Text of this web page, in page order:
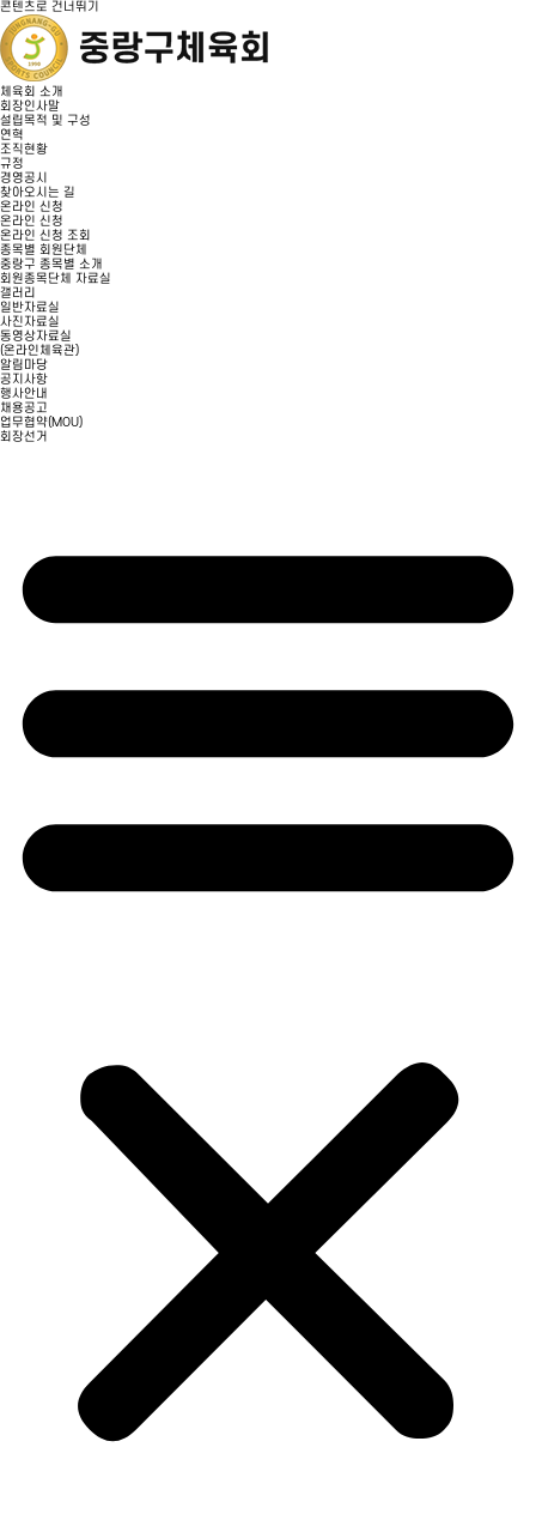
콘텐츠로 건너뛰기
체육회 소개
회장인사말
설립목적 및 구성
연혁
조직현황
규정
경영공시
찾아오시는 길
온라인 신청
온라인 신청
온라인 신청 조회
종목별 회원단체
중랑구 종목별 소개
회원종목단체 자료실
갤러리
일반자료실
사진자료실
동영상자료실
(온라인체육관)
알림마당
공지사항
행사안내
채용공고
업무협약(MOU)
회장선거